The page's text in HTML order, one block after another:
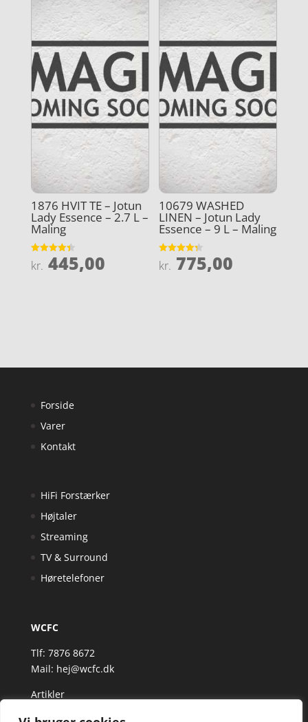
1876 HVIT TE – Jotun
Lady Essence – 2.7 L –
Maling
Vurderet
4.4
kr. 445,00
10679 WASHED
LINEN – Jotun Lady
Essence – 9 L – Maling
Vurderet
4.3
kr. 775,00
Forside
Varer
Kontakt
HiFi Forstærker
Højtaler
Streaming
TV & Surround
Høretelefoner
WCFC
Tlf: 7876 8672
Mail: hej@wcfc.dk
Artikler